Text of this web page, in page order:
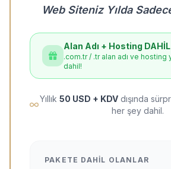
Web Siteniz Yılda
Alan Adı + Hosting DAHİL
.com.tr / .tr alan adı ve hosting
dahil!
Yıllık 50 USD + KDV dışında
her şey dahil.
PAKETE DAHIL OLANLAR